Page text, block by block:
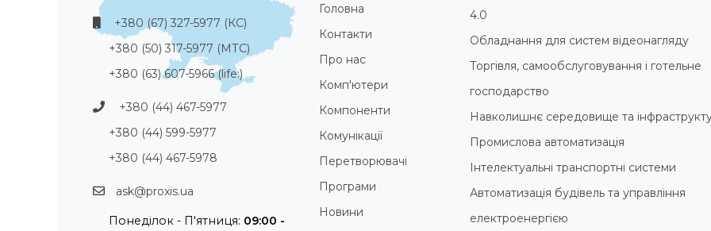
+380 (67) 327-5977 (КС)
+380 (50) 317-5977 (МТС)
+380 (63) 607-5966 (life:)
+380 (44) 467-5977
+380 (44) 599-5977
+380 (44) 467-5978
ask@proxis.ua
Понеділок - П'ятниця: 09:00 -
Головна
Контакти
Про нас
Комп'ютери
Компоненти
Комунікації
Перетворювачі
Програми
Новини
4.0
Обладнання для систем відеонагляду
Торгівля, самообслуговування і готельне
господарство
Навколишнє середовище та
Промислова автоматизація
Інтелектуальні транспортні системи
Автоматизація будівель та управління
електроенергією